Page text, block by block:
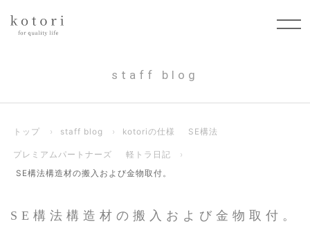
staff blog
トップ › staff blog › kotoriの仕様 SE構法
プレミアムパートナーズ 軽トラ日記
›
SE構法構造材の搬入および金物取付。
SE構法構造材の搬入および金物取付。